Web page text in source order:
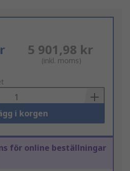
5 901,98 kr
(inkl. moms)
i korgen
för online beställningar